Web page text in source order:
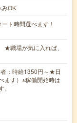
OK
ト時間選べます！
職場が気に入れば、
：時給1350円～★日
ます）※稼働開始時は